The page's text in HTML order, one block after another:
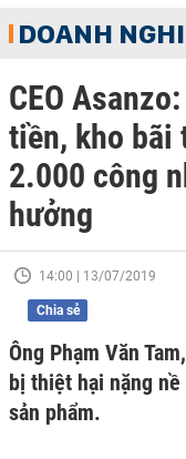
DOANH
CEO
tiền, kho bãi
2.000 công
hưởng
14:00 | 13/07/2019
Chia sẻ
Ông Phạm Văn
bị thiệt hại nặng
sản phẩm.